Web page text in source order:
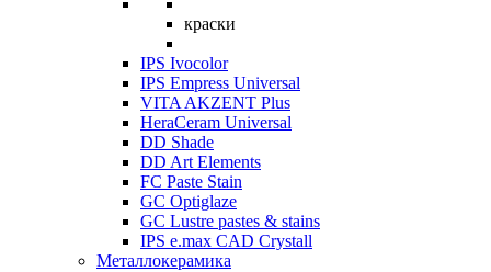
краски
IPS Ivocolor
IPS Empress Universal
VITA AKZENT Plus
HeraCeram Universal
DD Shade
DD Art Elements
FC Paste Stain
GC Optiglaze
GC Lustre pastes & stains
IPS e.max CAD Crystall
Металлокерамика